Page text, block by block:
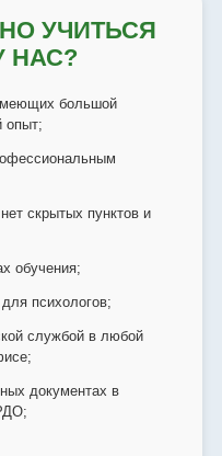
УЧИТЬСЯ
НАС?
большой
опыт;
скрытых пунктов и
обучения;
психологов;
службой в любой
документах в